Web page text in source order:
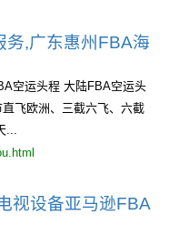
务,广东惠州FBA海
空运头程 大陆FBA空运头
飞欧洲、三截六飞、六截
...
视设备亚马逊FBA